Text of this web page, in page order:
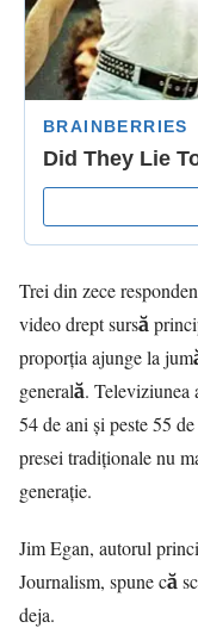
Trei din zece
video drept sursă
proporția ajunge la
generală.
54 de ani și peste 55
presei tradiționale nu
generație.
Jim Egan, autorul
Journalism, spune că
deja.